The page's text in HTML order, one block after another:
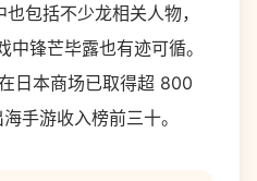
包括不少龙相关人物，
中锋芒毕露也有迹可循。
日本商场已取得超 800
手游收入榜前三十。